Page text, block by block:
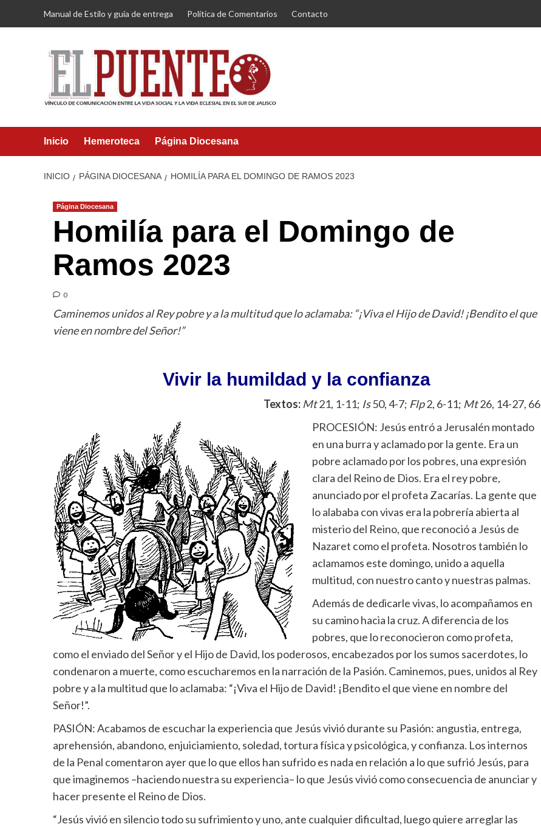
Manual de Estilo y guía de entrega Política de Comentarios Contacto
Inicio Hemeroteca Página Diocesana
INICIO PÁGINA DIOCESANA HOMILÍA PARA EL DOMINGO DE RAMOS 2023
Página Diocesana
Homilía para el Domingo de
Ramos 2023
0
Caminemos unidos al Rey pobre y a la multitud que lo aclamaba: “¡Viva el Hijo de David! ¡Bendito el que
viene en nombre del Señor!”
Vivir la humildad y la confianza
Textos: Mt21, 1-11; Is50, 4-7; Flp2, 6-11; Mt26, 14-27, 66
PROCESIÓN: Jesús entró a Jerusalén montado
en una burra y aclamado por la gente. Era un
pobre aclamado por los pobres, una expresión
clara del Reino de Dios. Era el rey pobre,
anunciado por el profeta Zacarías. La gente que
lo alababa con vivas era la pobrería abierta al
misterio del Reino, que reconoció a Jesús de
Nazaret como el profeta. Nosotros también lo
aclamamos este domingo, unido a aquella
multitud, con nuestro canto y nuestras palmas.
Además de dedicarle vivas, lo acompañamos en
su camino hacia la cruz. A diferencia de los
pobres, que lo reconocieron como profeta,
como el enviado del Señor y el Hijo de David, los poderosos, encabezados por los sumos sacerdotes, lo
condenaron a muerte, como escucharemos en la narración de la Pasión. Caminemos, pues, unidos al Rey
pobre y a la multitud que lo aclamaba: “¡Viva el Hijo de David! ¡Bendito el que viene en nombre del
Señor!”.
PASIÓN: Acabamos de escuchar la experiencia que Jesús vivió durante su Pasión: angustia, entrega,
aprehensión, abandono, enjuiciamiento, soledad, tortura física y psicológica, y confianza. Los internos
de la Penal comentaron ayer que lo que ellos han sufrido es nada en relación a lo que sufrió Jesús, para
que imaginemos –haciendo nuestra su experiencia– lo que Jesús vivió como consecuencia de anunciar y
hacer presente el Reino de Dios.
“Jesús vivió en silencio todo su sufrimiento y uno, ante cualquier dificultad, luego quiere arreglar las